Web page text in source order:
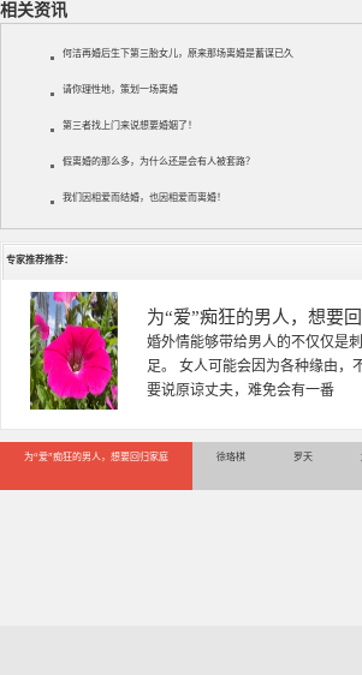
相关资讯
何洁再婚后生下第三胎女儿，原来那场离婚是蓄谋已久
请你理性地，策划一场离婚
第三者找上门来说想要婚姻了！
假离婚的那么多，为什么还是会有人被套路？
我们因相爱而结婚，也因相爱而离婚！
专家推荐推荐：
徐珞棋
徐珞棋，婚姻家庭咨询师，毕业
多年，对婚姻情感分析、恋爱择
千小时，积累了丰富的咨
为“爱”痴狂的男人，想要回归家庭 徐珞棋 罗天